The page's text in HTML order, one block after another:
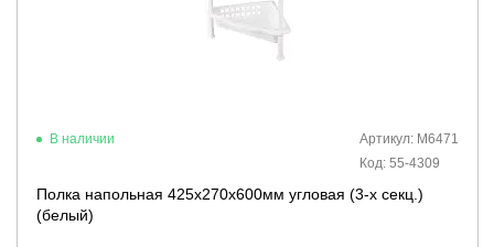
В наличии
Артикул: М6471
Код: 55-4309
Полка напольная 425х270х600мм угловая (3-х секц.)
(белый)